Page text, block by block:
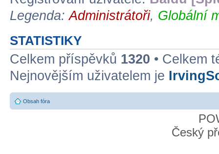
Legenda:Administrátoři, Globální
STATISTIKY
Celkem příspěvků 1320 • Celkem
Nejnovějším uživatelem je
Obsah fóra
Český